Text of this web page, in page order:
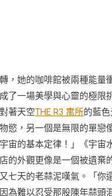
，她的咖啡館被兩種能量
了一場美學與心靈的極限
著天空THE R3 寓所的藍
慾，另一個是無限的單戀
宙的基本定律！」《宇宙
的外觀更像是一個被遺棄
又七天的老蒜泥嘆氣。「你
為難以忍受那股陳年蒜頭